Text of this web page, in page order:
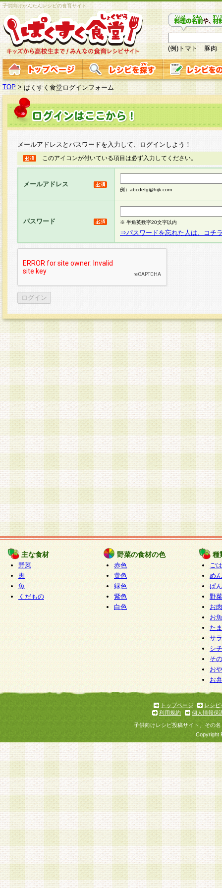
子供向けかんたんレシピの食育サイト
(例)トマト 豚肉
TOP > ぱくすく食堂ログインフォーム
メールアドレスとパスワードを入力して、ログインしよう！
このアイコンが付いている項目は必ず入力してください。
メールアドレス
例）abcdefg@hijk.com
パスワード ※ 半角英数字20文字以内
⇒パスワードを忘れた人は、コチ
主な食材
野菜
肉
魚
くだもの
野菜の食材の色
赤色
黄色
緑色
紫色
白色
種
ご
めん
ぱん
野
お
お
た
サ
シ
そ
お
お
トップページ
レシピ
利用規約
個人情報保
子供向けレシピ投稿サイト、その
Copyright